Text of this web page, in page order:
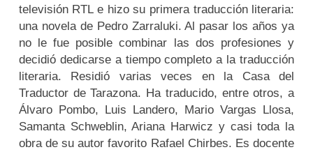
televisión RTL e hizo su primera traducción literaria:
una novela de Pedro Zarraluki. Al pasar los años ya
no le fue posible combinar las dos profesiones y
decidió dedicarse a tiempo completo a la traducción
literaria. Residió varias veces en la Casa del
Traductor de Tarazona. Ha traducido, entre otros, a
Álvaro Pombo, Luis Landero, Mario Vargas Llosa,
Samanta Schweblin, Ariana Harwicz y casi toda la
obra de su autor favorito Rafael Chirbes. Es docente